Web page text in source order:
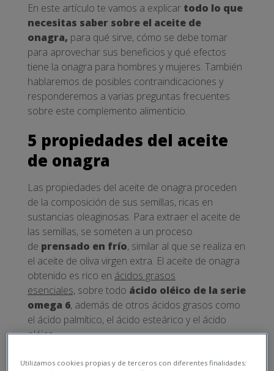
En este artículo te vamos a explicar todo lo que
necesitas saber sobre el aceite de
onagra, para qué sirve, cómo se debe tomar
para aprovechar sus beneficios y qué efectos
tiene la onagra para hombres y mujeres. También
hablaremos de posibles contraindicaciones y
responderemos a varias preguntas frecuentes
sobre este complemento alimenticio.
5 propiedades del aceite
de onagra
Las propiedades del aceite de onagra proceden
de la composición de sus semillas, ricas en
sustancias oleaginosas. Para extraer el aceite de
las semillas, se someten a un proceso
de prensado en frío, similar al que se realiza en
el aceite de oliva virgen extra. El aceite de onagra
obtenido es rico en ácidos grasos
esenciales, sobre todo ácido oléico de la serie
omega 6, además de otros ácidos grasos como
el ácido palmítico, el ácido esteárico y el ácido
oléico.
Utilizamos cookies propias y de terceros con diferentes finalidades: